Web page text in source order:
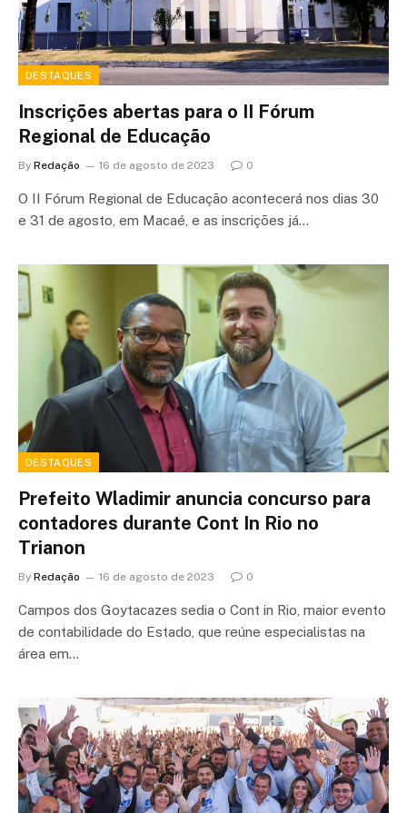
DESTAQUES
Inscrições abertas para o II Fórum
Regional de Educação
By Redação 16 de agosto de 2023 0
O II Fórum Regional de Educação acontecerá nos dias 30
e 31 de agosto, em Macaé, e as inscrições já…
DESTAQUES
Prefeito Wladimir anuncia concurso para
contadores durante Cont In Rio no
Trianon
By Redação 16 de agosto de 2023 0
Campos dos Goytacazes sedia o Cont in Rio, maior evento
de contabilidade do Estado, que reúne especialistas na
área em…